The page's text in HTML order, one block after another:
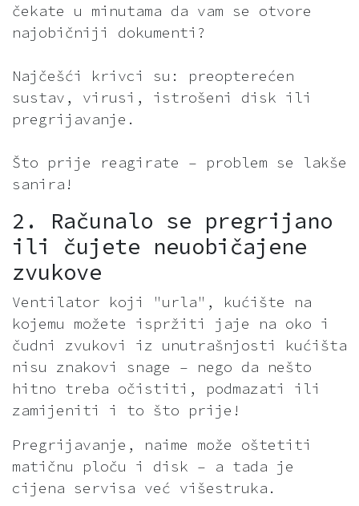
čekate u minutama da vam se otvore
najobičniji dokumenti?
Najčešći krivci su: preopterećen
sustav, virusi, istrošeni disk ili
pregrijavanje.
Što prije reagirate – problem se lakše
sanira!
2. Računalo se pregrijano
ili čujete neuobičajene
zvukove
Ventilator koji "urla", kućište na
kojemu možete ispržiti jaje na oko i
čudni zvukovi iz unutrašnjosti kućišta
nisu znakovi snage – nego da nešto
hitno treba očistiti, podmazati ili
zamijeniti i to što prije!
Pregrijavanje, naime može oštetiti
matičnu ploču i disk – a tada je
cijena servisa već višestruka.